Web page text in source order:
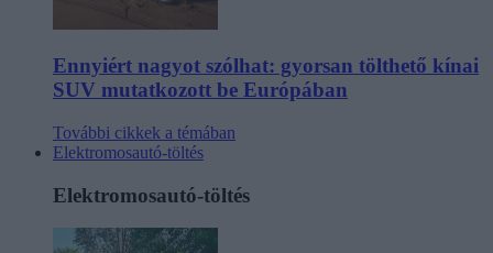
Ennyiért nagyot szólhat: gyorsan tölthető kínai
SUV mutatkozott be Európában
További cikkek a témában
Elektromosautó-töltés
Elektromosautó-töltés